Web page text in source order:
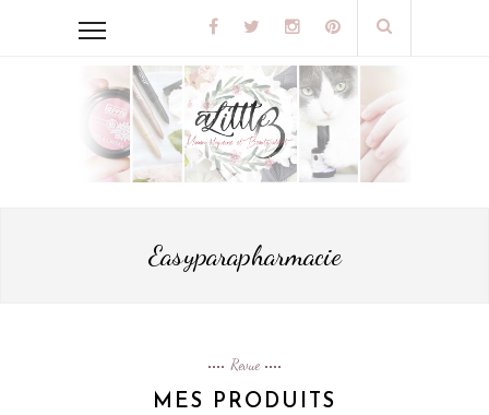
Easyparapharmacie
Revue
MES PRODUITS